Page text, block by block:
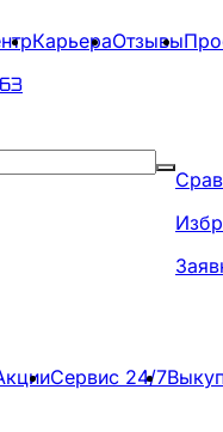
КарьераОтзывы
Сервис 24/7